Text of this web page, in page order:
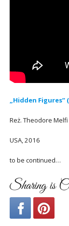
„Hidden Figures”
Reż. Theodore Melfi
USA, 2016
to be continued…
Sharing is